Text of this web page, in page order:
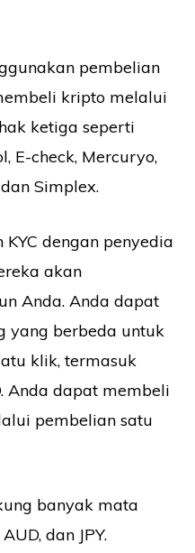
pembelian
kripto melalui
ketiga seperti
E-check, Mercuryo,
Simplex.
dengan penyedia
akan
Anda. Anda dapat
yang berbeda untuk
klik, termasuk
Anda dapat membeli
pembelian satu
banyak mata
dan JPY.